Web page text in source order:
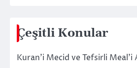
Çeşitli Konular
Kuran’i Mecid ve Tefsirli Meal’i